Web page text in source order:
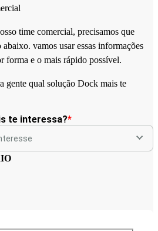
time comercial, precisamos que
vamos usar essas informações
forma e o mais rápido possível.
gente qual solução Dock mais te
te interessa?*